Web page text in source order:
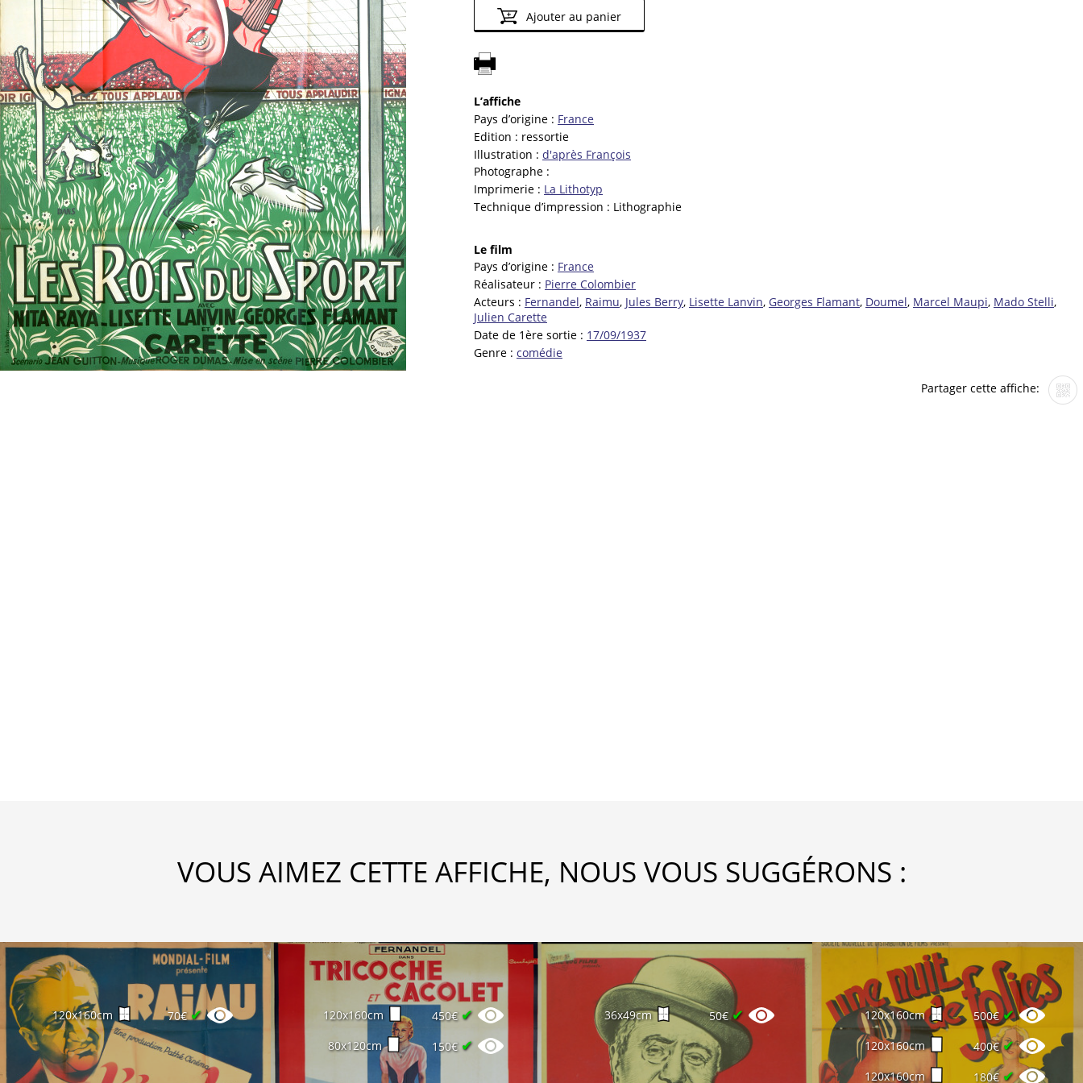
Ajouter au panier
L’affiche
Pays d’origine : France
Edition : ressortie
Illustration : d'après François
Photographe :
Imprimerie : La Lithotyp
Technique d’impression : Lithographie
Le film
Pays d’origine : France
Réalisateur : Pierre Colombier
Acteurs : Fernandel, Raimu, Jules Berry, Lisette Lanvin, Georges Flamant, Doumel, Marcel Maupi, Mado Stelli,
Julien Carette
Date de 1ère sortie : 17/09/1937
Genre : comédie
Partager cette affiche:
VOUS AIMEZ CETTE AFFICHE, NOUS VOUS SUGGÉRONS :
120x160cm 70€✔ 120x160cm 450€ ✔
80x120cm 150€ ✔
36x49cm 50€✔ 120x160cm 500€✔
120x160cm 400€✔
120x160cm 180€ ✔